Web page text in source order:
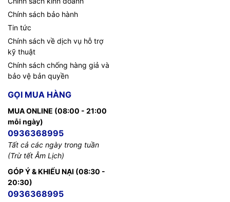
Chính sách bảo hành
Tin tức
Chính sách về dịch vụ hỗ trợ
kỹ thuật
Chính sách chống hàng giả và
bảo vệ bản quyền
GỌI MUA HÀNG
MUA ONLINE (08:00 - 21:00
mỗi ngày)
0936368995
Tất cả các ngày trong tuần
(Trừ tết Âm Lịch)
GÓP Ý & KHIẾU NẠI (08:30 -
20:30)
0936368995